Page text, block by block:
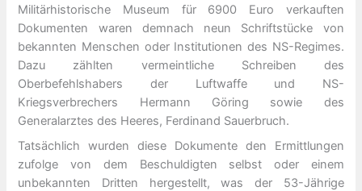
Militärhistorische Museum für 6900 Euro verkauften
Dokumenten waren demnach neun Schriftstücke von
bekannten Menschen oder Institutionen des NS-Regimes.
Dazu zählten vermeintliche Schreiben des
Oberbefehlshabers der Luftwaffe und NS-
Kriegsverbrechers Hermann Göring sowie des
Generalarztes des Heeres, Ferdinand Sauerbruch.
Tatsächlich wurden diese Dokumente den Ermittlungen
zufolge von dem Beschuldigten selbst oder einem
unbekannten Dritten hergestellt, was der 53-Jährige